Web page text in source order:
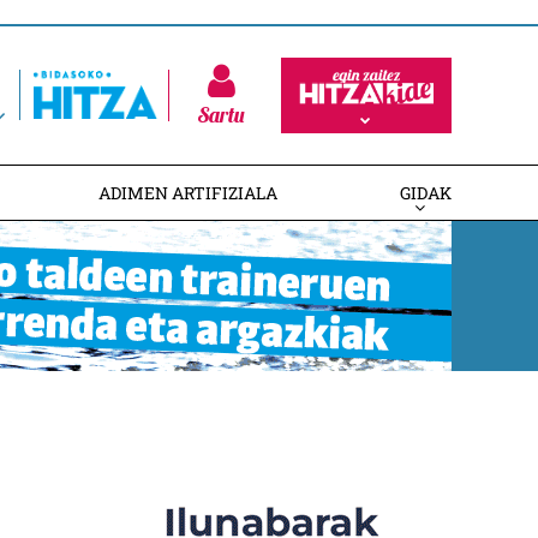
Sartu
ADIMEN ARTIFIZIALA GIDAK